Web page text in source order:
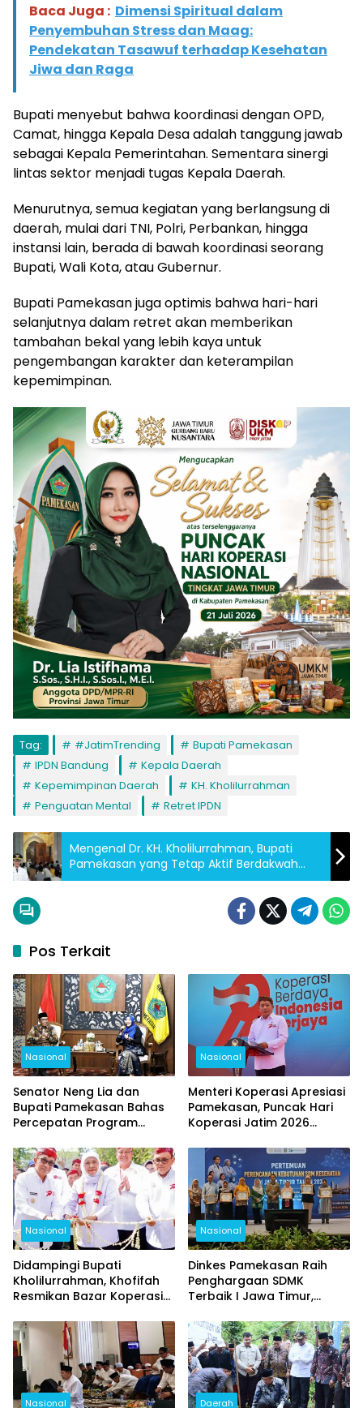
Baca Juga : Dimensi Spiritual dalam
Penyembuhan Stress dan Maag:
Pendekatan Tasawuf terhadap Kesehatan
Jiwa dan Raga
Bupati menyebut bahwa koordinasi dengan OPD,
Camat, hingga Kepala Desa adalah tanggung jawab
sebagai Kepala Pemerintahan. Sementara sinergi
lintas sektor menjadi tugas Kepala Daerah.
Menurutnya, semua kegiatan yang berlangsung di
daerah, mulai dari TNI, Polri, Perbankan, hingga
instansi lain, berada di bawah koordinasi seorang
Bupati, Wali Kota, atau Gubernur.
Bupati Pamekasan juga optimis bahwa hari-hari
selanjutnya dalam retret akan memberikan
tambahan bekal yang lebih kaya untuk
pengembangan karakter dan keterampilan
kepemimpinan.
Tag: #JatimTrending
Bupati Pamekasan
IPDN Bandung
Kepala Daerah
Kepemimpinan Daerah
KH. Kholilurrahman
Penguatan Mental
Retret IPDN
Mengenal Dr. KH. Kholilurrahman, Bupati
Pamekasan yang Tetap Aktif Berdakwah
dan Mengajar Santri
Pos Terkait
Nasional
Senator Neng Lia dan
Bupati Pamekasan Bahas
Percepatan Program
Kesehatan, dan Pertanian
Nasional
Menteri Koperasi Apresiasi
Pamekasan, Puncak Hari
Koperasi Jatim 2026
Nasional
Didampingi Bupati
Kholilurrahman, Khofifah
Resmikan Bazar Koperasi
Jadi Pusat Hari Koperasi
Jatim 2026
Nasional
Dinkes Pamekasan Raih
Penghargaan SDMK
Terbaik I Jawa Timur,
Bojonegoro
Nasional Daerah